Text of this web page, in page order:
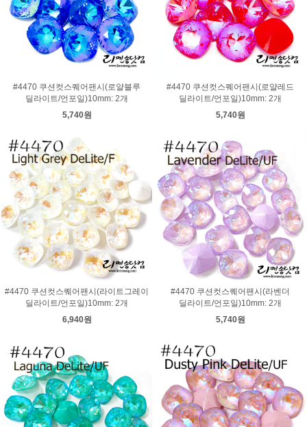
#4470 쿠션컷스퀘어팬시(로얄블루
딜라이트/언포일)10mm: 2개
5,740원
#4470 쿠션컷스퀘어팬시(로얄레드
딜라이트/언포일)10mm: 2개
5,740원
#4470 쿠션컷스퀘어팬시(라이트그레이
딜라이트/언포일)10mm: 2개
6,940원
#4470 쿠션컷스퀘어팬시(라벤더
딜라이트/언포일)10mm: 2개
5,740원